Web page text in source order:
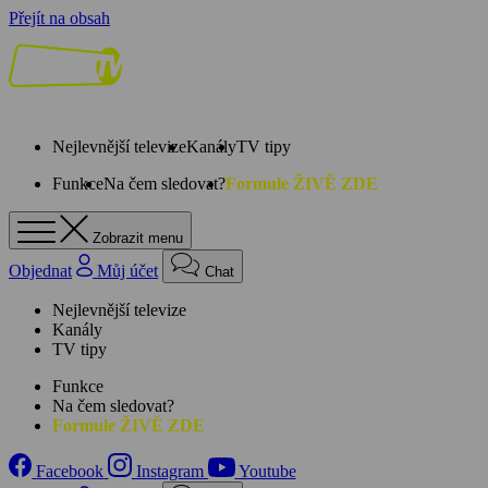
Přejít na obsah
Nejlevnější televizeKanályTV tipy
FunkceNa čem sledovat?Formule ŽIVĚ ZDE
Zobrazit menu
Objednat Můj účet Chat
Nejlevnější televize
Kanály
TV tipy
Funkce
Na čem sledovat?
Formule ŽIVĚ ZDE
Facebook Instagram
Youtube